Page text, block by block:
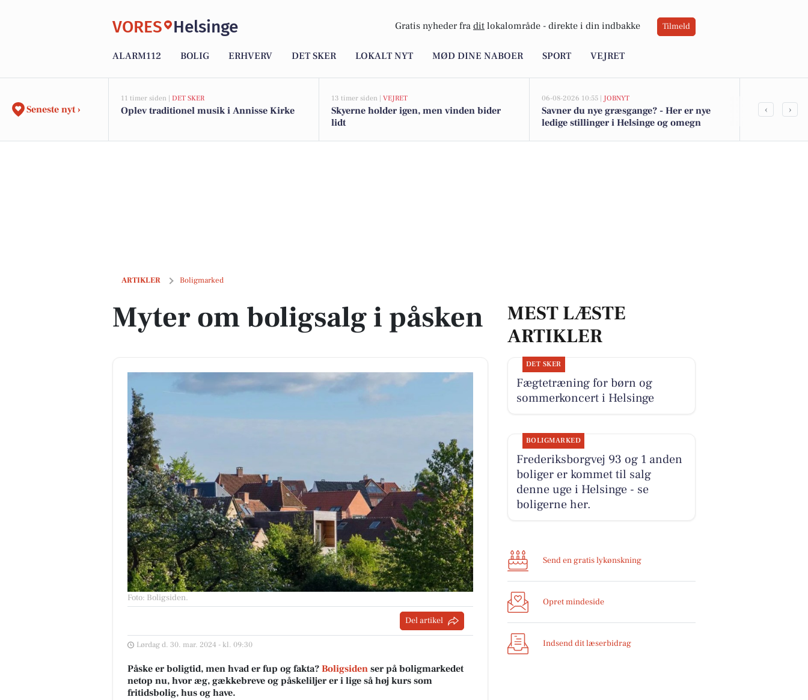
VORES Helsinge Gratis nyheder fra dit lokalområde - direkte i din indbakke Tilmeld
ALARM112 BOLIG ERHVERV DET SKER LOKALT NYT MØD DINE NABOER SPORT VEJRET
Seneste nyt ›
11 timer siden | DET SKER
Oplev traditionel musik i Annisse Kirke
13 timer siden | VEJRET
Skyerne holder igen, men vinden bider
lidt
06-08-2026 10:55 | JOBNYT
Savner du nye græsgange? - Her er nye
ledige stillinger i Helsinge og omegn
‹ ›
ARTIKLER Boligmarked
Myter om boligsalg i påsken
Myter om boligsalg i påsken
Foto: Boligsiden.
Del artikel
Lørdag d. 30. mar. 2024 - kl. 09:30
Påske er boligtid, men hvad er fup og fakta? Boligsiden ser på boligmarkedet
netop nu, hvor æg, gækkebreve og påskeliljer er i lige så høj kurs som
fritidsbolig, hus og have.
MEST LÆSTE
ARTIKLER
DET SKER
Fægtetræning for børn og
sommerkoncert i Helsinge
BOLIGMARKED
Frederiksborgvej 93 og 1 anden
boliger er kommet til salg
denne uge i Helsinge - se
boligerne her.
Send en gratis lykønskning
Opret mindeside
Indsend dit læserbidrag